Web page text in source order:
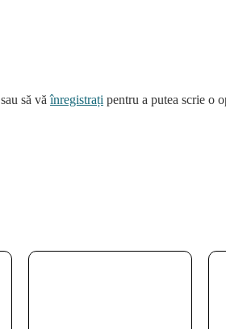
sau să văînregistrați pentru a putea scrie o